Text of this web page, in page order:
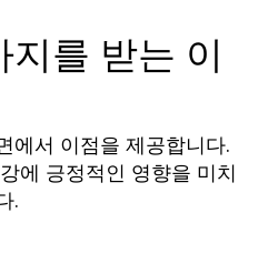
를 받는 이
에서 이점을 제공합니다.
에 긍정적인 영향을 미치
.